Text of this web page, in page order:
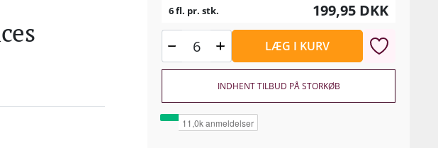
6 fl. pr. stk.
199,95 DKK
LÆG I KURV
INDHENT TILBUD PÅ STORKØB